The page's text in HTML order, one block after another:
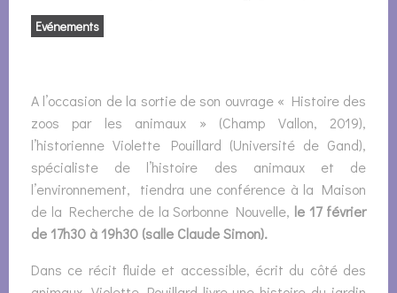
Evénements
A l’occasion de la sortie de son ouvrage « Histoire des
zoos par les animaux » (Champ Vallon, 2019),
l’historienne Violette Pouillard (Université de Gand),
spécialiste de l’histoire des animaux et de
l’environnement, tiendra une conférence à la Maison
de la Recherche de la Sorbonne Nouvelle, le 17 février
de 17h30 à 19h30 (salle Claude Simon).
Dans ce récit fluide et accessible, écrit du côté des